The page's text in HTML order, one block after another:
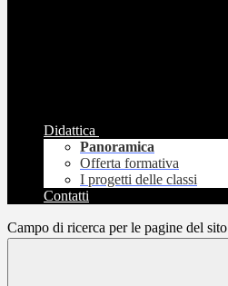
Didattica
Panoramica
Offerta formativa
I progetti delle classi
Contatti
Campo di ricerca per le pagine del sito